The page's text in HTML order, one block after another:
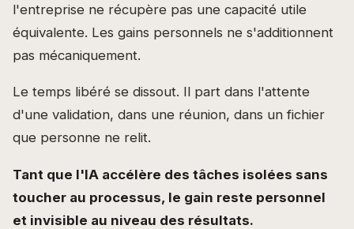
l'entreprise ne récupère pas une capacité utile
équivalente. Les gains personnels ne s'additionnent
pas mécaniquement.
Le temps libéré se dissout. Il part dans l'attente
d'une validation, dans une réunion, dans un fichier
que personne ne relit.
Tant que l'IA accélère des tâches isolées sans
toucher au processus, le gain reste personnel
et invisible au niveau des résultats.